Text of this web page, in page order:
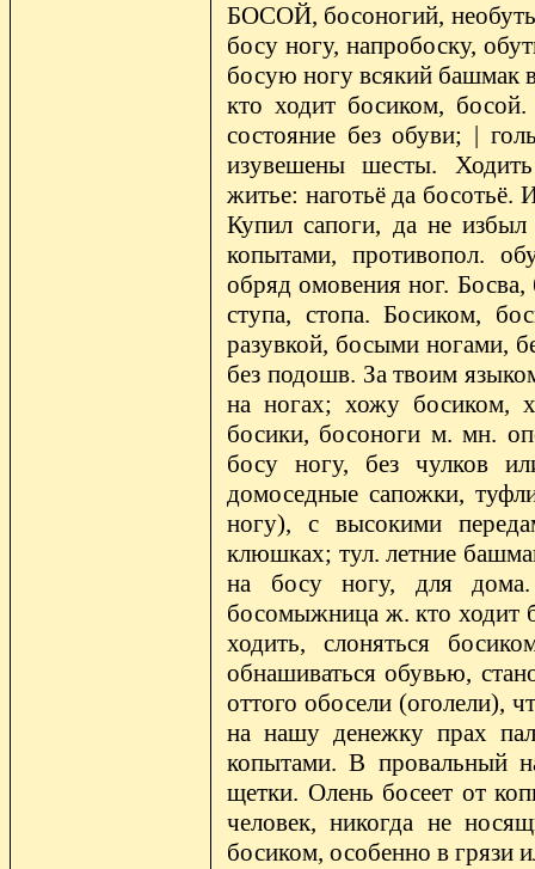
БОСОЙ, босоногий,
босу ногу, напробоску,
босую ногу всякий башмак
кто ходит босиком,
состояние без обуви; |
изувешены шесты.
житье: наготьё да босотьё.
Купил сапоги, да не
копытами, противопол.
обряд омовения ног.
ступа, стопа. Босиком,
разувкой, босыми ногами,
без подошв. За твоим
на ногах; хожу босиком,
босики, босоноги м. мн.
босу ногу, без чулков
домоседные сапожки,
ногу), с высокими
клюшках; тул. летние
на босу ногу, для
босомыжница ж. кто ходит
ходить, слоняться
обнашиваться обувью,
оттого обосели (оголели),
на нашу денежку прах
копытами. В провальный
щетки. Олень босеет от
человек, никогда не
босиком, особенно в грязи